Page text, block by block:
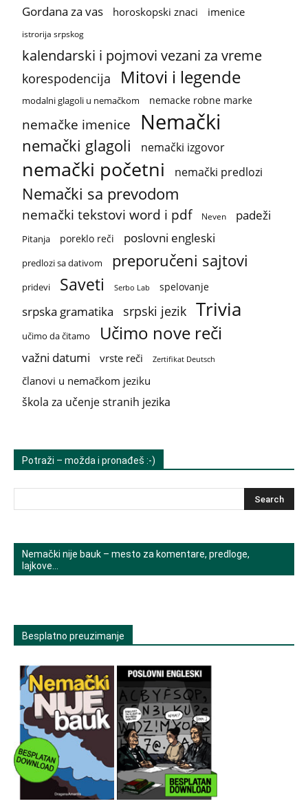
Gordana za vas horoskopski znaci imenice
istrorija srpskog
kalendarski i pojmovi vezani za vreme
korespodencija Mitovi i legende
modalni glagoli u nemačkom nemacke robne marke
nemačke imenice Nemački
nemački glagoli nemački izgovor
nemački početni nemački predlozi
Nemački sa prevodom
nemački tekstovi word i pdf Neven padeži
Pitanja poreklo reči poslovni engleski
predlozi sa dativom preporučeni sajtovi
pridevi Saveti Serbo Lab spelovanje
srpska gramatika srpski jezik Trivia
učimo da čitamo Učimo nove reči
važni datumi vrste reči Zertifikat Deutsch
članovi u nemačkom jeziku
škola za učenje stranih jezika
Potraži – možda i pronađeš :-)
Nemački nije bauk – mesto za komentare, predloge,
lajkove…
Besplatno preuzimanje